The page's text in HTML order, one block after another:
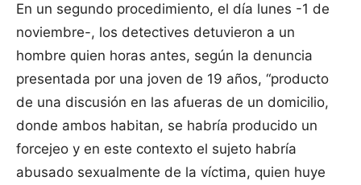
En un segundo procedimiento, el día lunes -1 de
noviembre-, los detectives detuvieron a un
hombre quien horas antes, según la denuncia
presentada por una joven de 19 años, “producto
de una discusión en las afueras de un domicilio,
donde ambos habitan, se habría producido un
forcejeo y en este contexto el sujeto habría
abusado sexualmente de la víctima, quien huye